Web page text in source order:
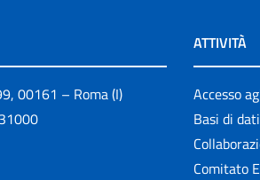
00161 – Roma (I)
ATTIVITÀ
Accesso
Basi di dati
Comitato